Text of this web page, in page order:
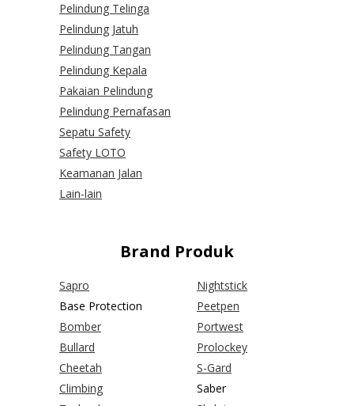
Pelindung Telinga
Pelindung Jatuh
Pelindung Tangan
Pelindung Kepala
Pakaian Pelindung
Pelindung Pernafasan
Sepatu Safety
Safety LOTO
Keamanan Jalan
Lain-lain
Brand Produk
Sapro
Base Protection
Bomber
Bullard
Cheetah
Climbing
Nightstick
Peetpen
Portwest
Prolockey
S-Gard
Saber